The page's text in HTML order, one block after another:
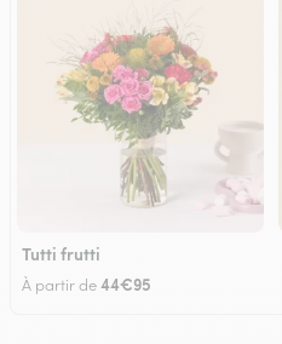
Tutti frutti
À partir de44€95